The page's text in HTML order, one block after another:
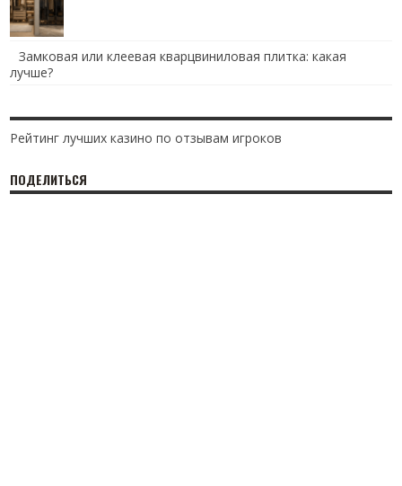
Замковая или клеевая кварцвиниловая плитка: какая
лучше?
Рейтинг лучших казино по отзывам игроков
ПОДЕЛИТЬСЯ